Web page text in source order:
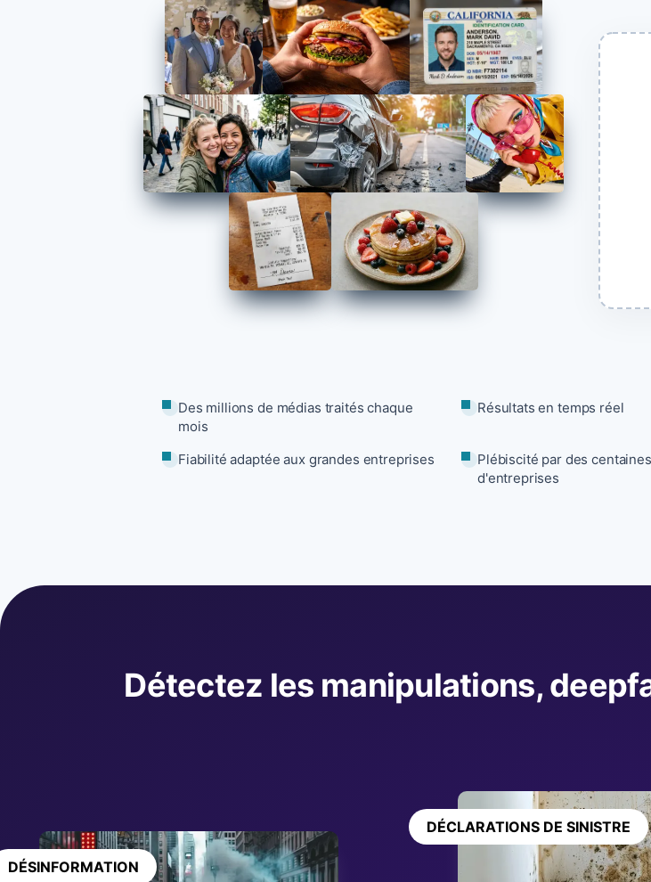
l'audio.
Explorer tous les modèles et la documentation
Des millions de médias traités chaque
mois
Résultats en temps réel
Fiabilité adaptée aux grandes entreprises
Plébiscité par des centaines
d'entreprises
Détectez les manipulations,
DÉSINFORMATION
DÉCLARATIONS DE SINISTRE